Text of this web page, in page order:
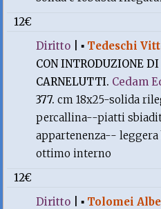
12€
Diritto |▪ Tedeschi
CON INTRODUZIONE DI
CARNELUTTI. Cedam
377.cm 18x25-solida
percallina--piatti
appartenenza--
ottimo interno
12€
Diritto |▪ Tolomei